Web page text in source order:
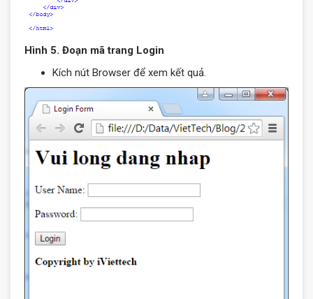
Hình 5. Đoạn mã trang Login
Kích nút Browser để xem kết quả.